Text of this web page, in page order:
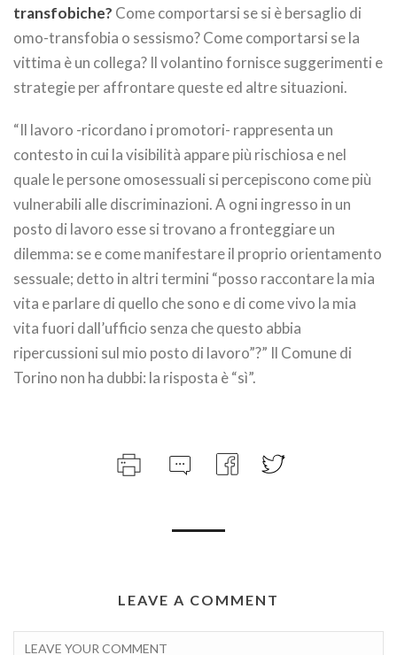
transfobiche? Come comportarsi se si è bersaglio di
omo-transfobia o sessismo? Come comportarsi se la
vittima è un collega? Il volantino fornisce suggerimenti e
strategie per affrontare queste ed altre situazioni.
“Il lavoro -ricordano i promotori- rappresenta un
contesto in cui la visibilità appare più rischiosa e nel
quale le persone omosessuali si percepiscono come più
vulnerabili alle discriminazioni. A ogni ingresso in un
posto di lavoro esse si trovano a fronteggiare un
dilemma: se e come manifestare il proprio orientamento
sessuale; detto in altri termini “posso raccontare la mia
vita e parlare di quello che sono e di come vivo la mia
vita fuori dall’ufficio senza che questo abbia
ripercussioni sul mio posto di lavoro”?” Il Comune di
Torino non ha dubbi: la risposta è “sì”.
LEAVE A COMMENT